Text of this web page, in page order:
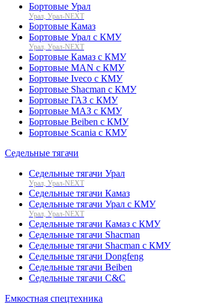
Бортовые Урал
Урал, Урал-NEXT
Бортовые Камаз
Бортовые Урал с КМУ
Урал, Урал-NEXT
Бортовые Камаз с КМУ
Бортовые MAN с КМУ
Бортовые Iveco с КМУ
Бортовые Shacman с КМУ
Бортовые ГАЗ с КМУ
Бортовые МАЗ с КМУ
Бортовые Beiben с КМУ
Бортовые Scania с КМУ
Седельные тягачи
Седельные тягачи Урал
Урал, Урал-NEXT
Седельные тягачи Камаз
Седельные тягачи Урал с КМУ
Урал, Урал-NEXT
Седельные тягачи Камаз с КМУ
Седельные тягачи Shacman
Седельные тягачи Shacman с КМУ
Седельные тягачи Dongfeng
Седельные тягачи Beiben
Седельные тягачи C&C
Емкостная спецтехника